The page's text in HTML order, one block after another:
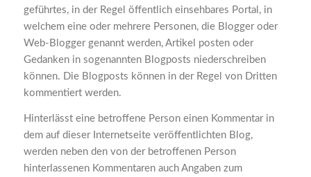
geführtes, in der Regel öffentlich einsehbares Portal, in
welchem eine oder mehrere Personen, die Blogger oder
Web-Blogger genannt werden, Artikel posten oder
Gedanken in sogenannten Blogposts niederschreiben
können. Die Blogposts können in der Regel von Dritten
kommentiert werden.
Hinterlässt eine betroffene Person einen Kommentar in
dem auf dieser Internetseite veröffentlichten Blog,
werden neben den von der betroffenen Person
hinterlassenen Kommentaren auch Angaben zum